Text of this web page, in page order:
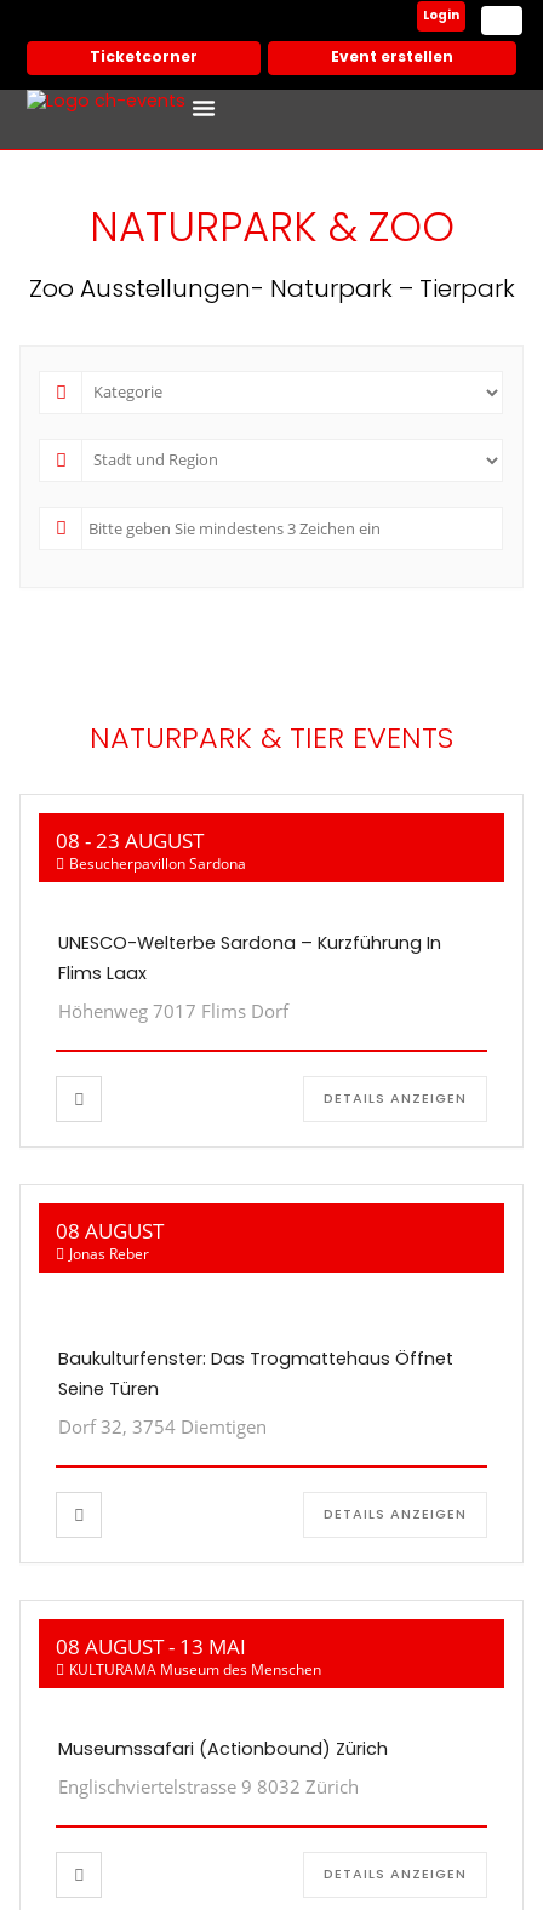
Ticketcorner Event erstellen
Login
NATURPARK & ZOO
Zoo Ausstellungen- Naturpark – Tierpark
NATURPARK & TIER EVENTS
08 - 23 AUGUST
Besucherpavillon Sardona
UNESCO-Welterbe Sardona – Kurzführung In
Flims Laax
Höhenweg 7017 Flims Dorf
DETAILS ANZEIGEN
08 AUGUST
Jonas Reber
Baukulturfenster: Das Trogmattehaus Öffnet
Seine Türen
Dorf 32, 3754 Diemtigen
DETAILS ANZEIGEN
08 AUGUST- 13 MAI
KULTURAMA Museum des Menschen
Museumssafari (Actionbound) Zürich
Englischviertelstrasse 9 8032 Zürich
DETAILS ANZEIGEN